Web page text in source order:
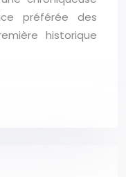
préférée des
historique